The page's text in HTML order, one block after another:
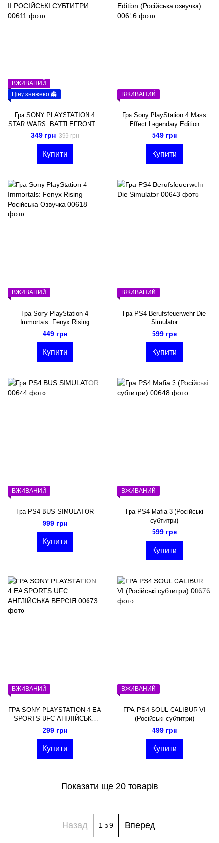
ВЖИВАНИЙ
Ціну знижено 👻
Гра SONY PLAYSTATION 4
STAR WARS: BATTLEFRONT II
РОСІЙСЬКІ СУБТИТРИ
349 грн 399 грн
Купити
ВЖИВАНИЙ
Гра Sony PlayStation 4 Mass
Effect Legendary Edition
(Російська озвучка)
549 грн
Купити
ВЖИВАНИЙ
Гра Sony PlayStation 4
Immortals: Fenyx Rising
Російська Озвучка
449 грн
Купити
ВЖИВАНИЙ
Гра PS4 Berufsfeuerwehr Die
Simulator
599 грн
Купити
ВЖИВАНИЙ
Гра PS4 BUS SIMULATOR
999 грн
Купити
ВЖИВАНИЙ
Гра PS4 Mafia 3 (Російські
субтитри)
599 грн
Купити
ВЖИВАНИЙ
ГРА SONY PLAYSTATION 4 EA
SPORTS UFC АНГЛІЙСЬКА
ВЕРСІЯ
299 грн
Купити
ВЖИВАНИЙ
ГРА PS4 SOUL CALIBUR VI
(Російські субтитри)
499 грн
Купити
Показати ще 20 товарів
Назад 1 з 9 Вперед